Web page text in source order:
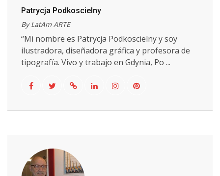
Patrycja Podkoscielny
By LatAm ARTE
“Mi nombre es Patrycja Podkoscielny y soy
ilustradora, diseñadora gráfica y profesora de
tipografía. Vivo y trabajo en Gdynia, Po ...